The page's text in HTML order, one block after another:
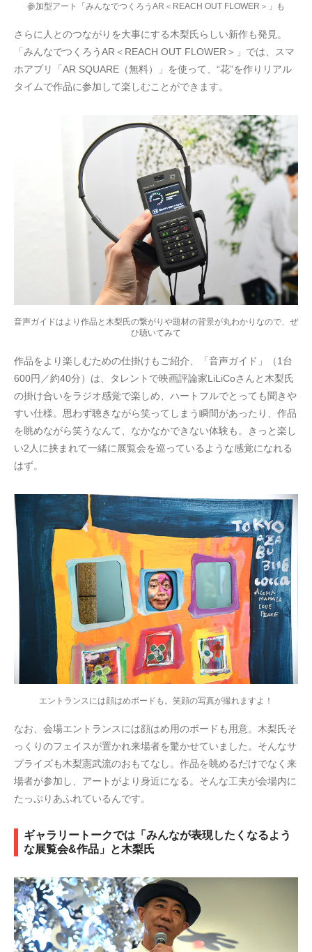
参加型アート「みんなでつくろうAR＜REACH OUT FLOWER＞」も
さらに人とのつながりを大事にする木梨氏らしい新作も発見。
「みんなでつくろうAR＜REACH OUT FLOWER＞」では、スマ
ホアプリ「AR SQUARE（無料）」を使って、“花”を作りリアル
タイムで作品に参加して楽しむことができます。
音声ガイドはより作品と木梨氏の繋がりや題材の背景が丸わかりなので、ぜ
ひ聴いてみて
作品をより楽しむための仕掛けもご紹介、「音声ガイド」（1台
600円／約40分）は、タレントで映画評論家LiLiCoさんと木梨氏
の掛け合いをラジオ感覚で楽しめ、ハートフルでとっても聞きや
すい仕様。思わず聴きながら笑ってしまう瞬間があったり、作品
を眺めながら笑うなんて、なかなかできない体験も。きっと楽し
い2人に挟まれて一緒に展覧会を巡っているような感覚になれる
はず。
エントランスには顔はめボードも。笑顔の写真が撮れますよ！
なお、会場エントランスには顔はめ用のボードも用意。木梨氏そ
っくりのフェイスが置かれ来場者を驚かせていました。そんなサ
プライズも木梨憲武流のおもてなし。作品を眺めるだけでなく来
場者が参加し、アートがより身近になる。そんな工夫が会場内に
たっぷりあふれているんです。
ギャラリートークでは「みんなが表現したくなるよう
な展覧会&作品」と木梨氏